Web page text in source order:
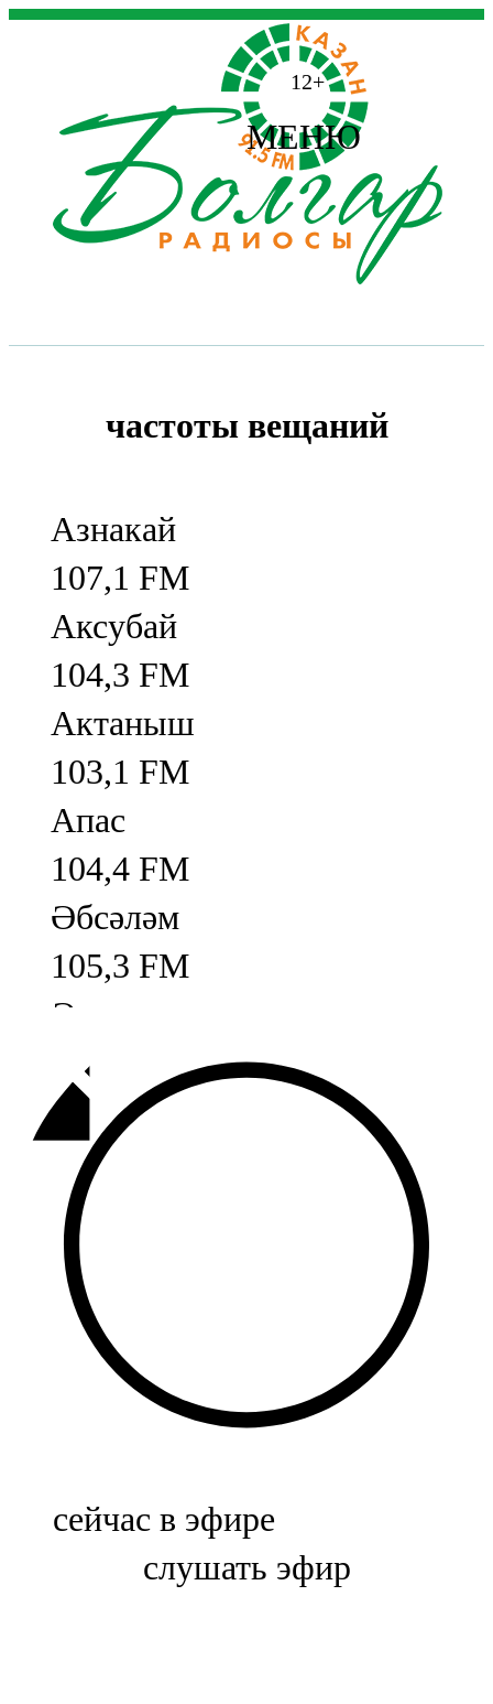
12+
МЕНЮ
частоты вещаний
Азнакай
107,1 FM
Аксубай
104,3 FM
Актаныш
103,1 FM
Апас
104,4 FM
Әбсәләм
105,3 FM
Әлмәт
92,9 FM
Базарлы матак
107,1 FM
Балык бистәсе
104,9 FM
Баулы
107,5 FM
Биләр
Болгар
сейчас в эфире
слушать эфир